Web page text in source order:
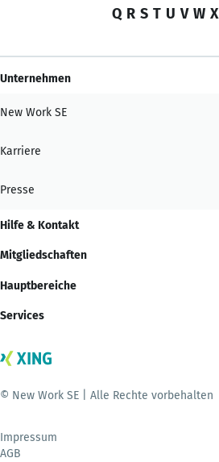
Q R S T U V W X
Unternehmen
New Work SE
Karriere
Presse
Hilfe & Kontakt
Mitgliedschaften
Hauptbereiche
Services
© New Work SE | Alle Rechte vorbehalten
Impressum
AGB